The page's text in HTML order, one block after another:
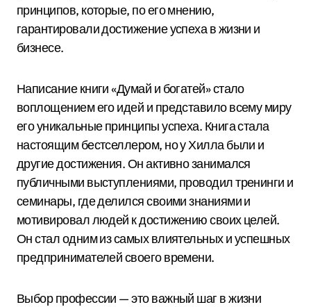
принципов, которые, по его мнению,
гарантировали достижение успеха в жизни и
бизнесе.
Написание книги «Думай и богатей» стало
воплощением его идей и представило всему миру
его уникальные принципы успеха. Книга стала
настоящим бестселлером, но у Хилла были и
другие достижения. Он активно занимался
публичными выступлениями, проводил тренинги и
семинары, где делился своими знаниями и
мотивировал людей к достижению своих целей.
Он стал одним из самых влиятельных и успешных
предпринимателей своего времени.
Выбор профессии — это важный шаг в жизни